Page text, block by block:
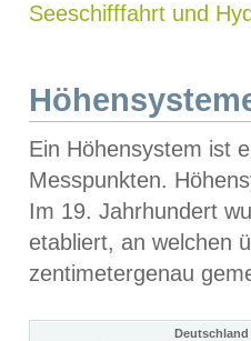
Seeschifffahrt und
Ein Höhensystem ist
Messpunkten.
Im 19. Jahrhundert
etabliert, an welchen
zentimetergenau